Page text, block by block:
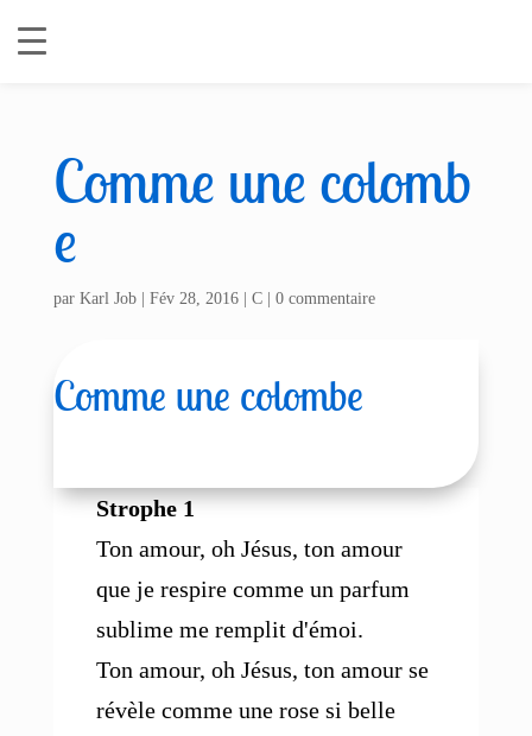
Comme une colomb
e
par Karl Job| Fév 28, 2016| C| 0 commentaire
Comme une colombe
Strophe 1
Ton amour, oh Jésus, ton amour
que je respire comme un parfum
sublime me remplit d'émoi.
Ton amour, oh Jésus, ton amour se
révèle comme une rose si belle